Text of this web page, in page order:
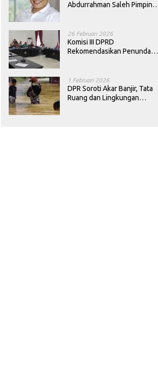
Abdurrahman Saleh Pimpin
26 Februari 2026
Komisi III DPRD
Rekomendasikan Penundaan
1 Februari 2026
DPR Soroti Akar Banjir, Tata
Ruang dan Lingkungan